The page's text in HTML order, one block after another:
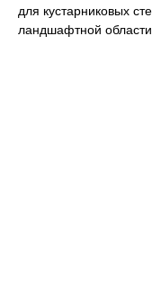
для кустарниковых
ландшафтной